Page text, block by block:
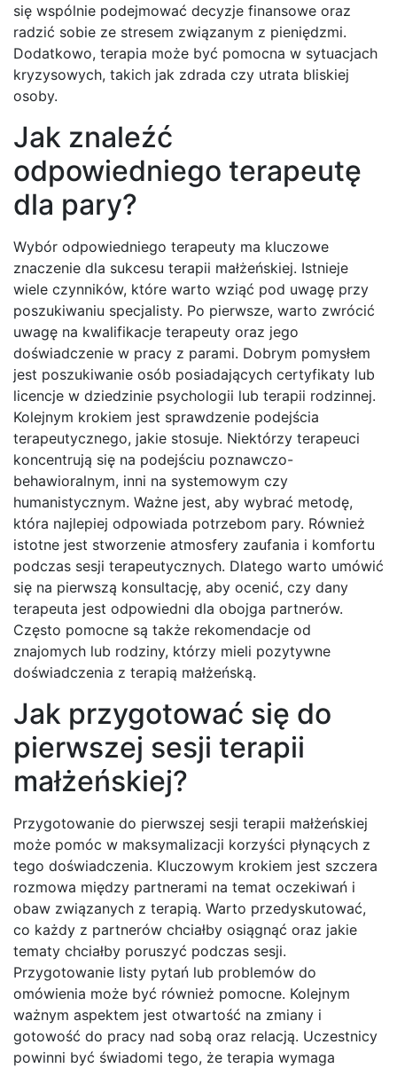
się wspólnie podejmować decyzje finansowe oraz
radzić sobie ze stresem związanym z pieniędzmi.
Dodatkowo, terapia może być pomocna w sytuacjach
kryzysowych, takich jak zdrada czy utrata bliskiej
osoby.
Jak znaleźć
odpowiedniego terapeutę
dla pary?
Wybór odpowiedniego terapeuty ma kluczowe
znaczenie dla sukcesu terapii małżeńskiej. Istnieje
wiele czynników, które warto wziąć pod uwagę przy
poszukiwaniu specjalisty. Po pierwsze, warto zwrócić
uwagę na kwalifikacje terapeuty oraz jego
doświadczenie w pracy z parami. Dobrym pomysłem
jest poszukiwanie osób posiadających certyfikaty lub
licencje w dziedzinie psychologii lub terapii rodzinnej.
Kolejnym krokiem jest sprawdzenie podejścia
terapeutycznego, jakie stosuje. Niektórzy terapeuci
koncentrują się na podejściu poznawczo-
behawioralnym, inni na systemowym czy
humanistycznym. Ważne jest, aby wybrać metodę,
która najlepiej odpowiada potrzebom pary. Również
istotne jest stworzenie atmosfery zaufania i komfortu
podczas sesji terapeutycznych. Dlatego warto umówić
się na pierwszą konsultację, aby ocenić, czy dany
terapeuta jest odpowiedni dla obojga partnerów.
Często pomocne są także rekomendacje od
znajomych lub rodziny, którzy mieli pozytywne
doświadczenia z terapią małżeńską.
Jak przygotować się do
pierwszej sesji terapii
małżeńskiej?
Przygotowanie do pierwszej sesji terapii małżeńskiej
może pomóc w maksymalizacji korzyści płynących z
tego doświadczenia. Kluczowym krokiem jest szczera
rozmowa między partnerami na temat oczekiwań i
obaw związanych z terapią. Warto przedyskutować,
co każdy z partnerów chciałby osiągnąć oraz jakie
tematy chciałby poruszyć podczas sesji.
Przygotowanie listy pytań lub problemów do
omówienia może być również pomocne. Kolejnym
ważnym aspektem jest otwartość na zmiany i
gotowość do pracy nad sobą oraz relacją. Uczestnicy
powinni być świadomi tego, że terapia wymaga